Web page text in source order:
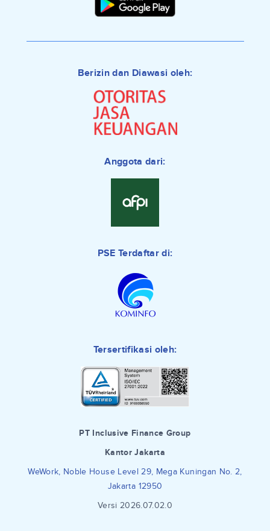
Berizin dan Diawasi oleh:
Anggota dari:
PSE Terdaftar di:
Tersertifikasi oleh:
PT Inclusive Finance Group
Kantor Jakarta
WeWork, Noble House Level 29, Mega Kuningan No. 2,
Jakarta 12950
Versi 2026.07.02.0